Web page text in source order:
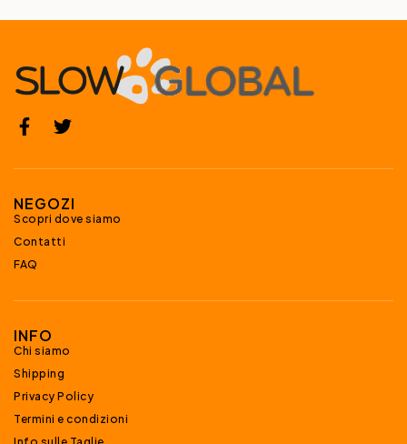
NEGOZI
Scopri dove siamo
Contatti
FAQ
INFO
Chi siamo
Shipping
Privacy Policy
Termini e condizioni